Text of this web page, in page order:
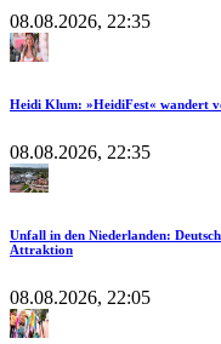
08.08.2026, 22:35
Heidi Klum: »HeidiFest« wandert
08.08.2026, 22:35
Unfall in den Niederlanden:
Attraktion
08.08.2026, 22:05